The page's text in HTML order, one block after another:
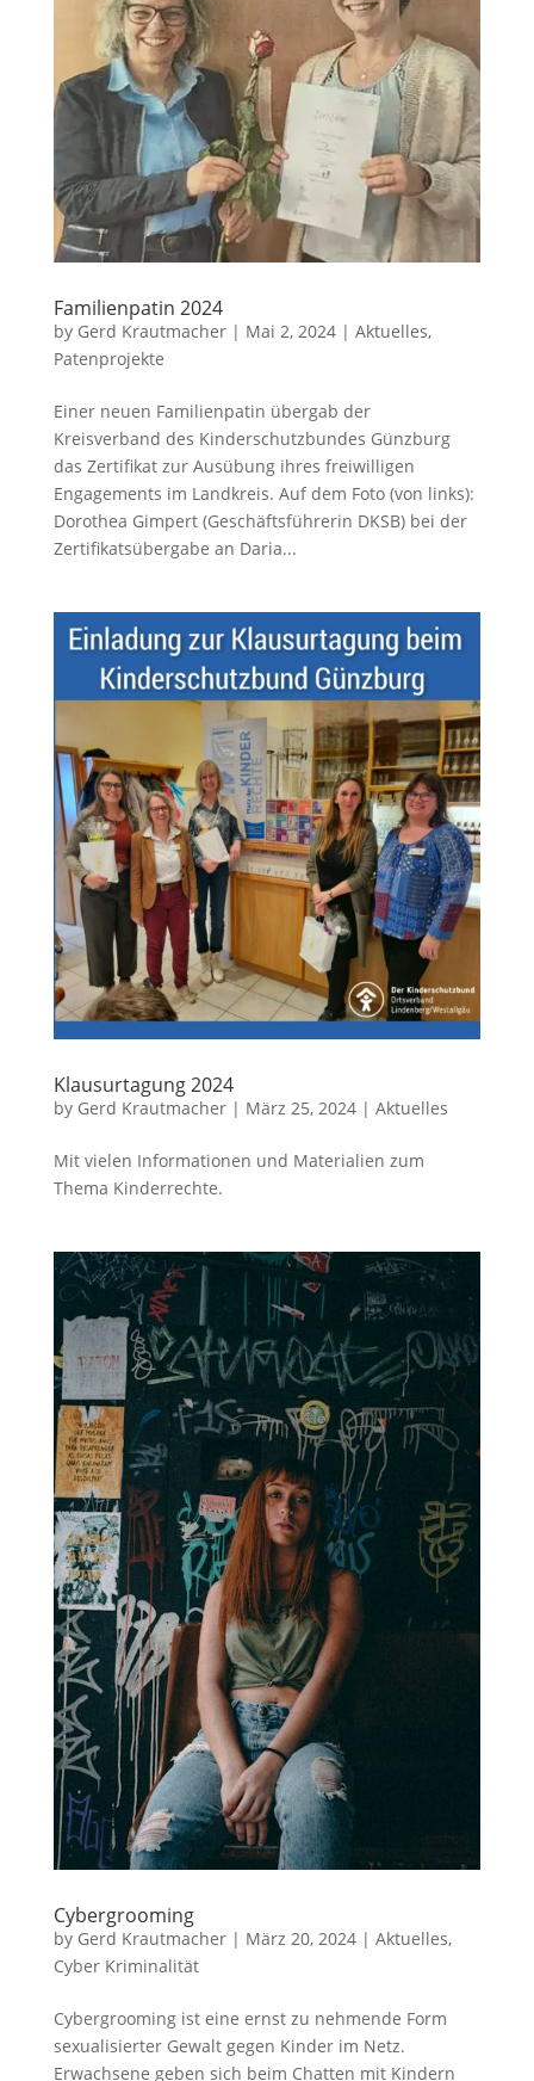
Familienpatin 2024
by Gerd Krautmacher| Mai 2, 2024| Aktuelles,
Patenprojekte
Einer neuen Familienpatin übergab der
Kreisverband des Kinderschutzbundes Günzburg
das Zertifikat zur Ausübung ihres freiwilligen
Engagements im Landkreis. Auf dem Foto (von links):
Dorothea Gimpert (Geschäftsführerin DKSB) bei der
Zertifikatsübergabe an Daria...
Klausurtagung 2024
by Gerd Krautmacher| März 25, 2024| Aktuelles
Mit vielen Informationen und Materialien zum
Thema Kinderrechte.
Cybergrooming
by Gerd Krautmacher| März 20, 2024| Aktuelles,
Cyber Kriminalität
Cybergrooming ist eine ernst zu nehmende Form
sexualisierter Gewalt gegen Kinder im Netz.
Erwachsene geben sich beim Chatten mit Kindern